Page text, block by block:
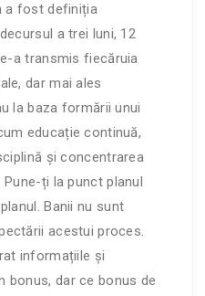
a fost definiția
a trei luni, 12
a transmis fiecăruia
dar mai ales
la baza formării unui
educație continuă,
și concentrarea
ți la punct planul
Banii nu sunt
acestui proces.
informațiile și
bonus, dar ce bonus de